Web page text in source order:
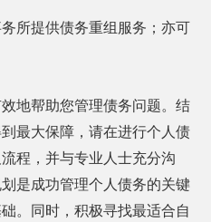
所提供债务重组服务；亦可
地帮助您管理债务问题。结
最大保障，请在进行个人债
程，并与专业人士充分沟
是成功管理个人债务的关键
。同时，积极寻找最适合自